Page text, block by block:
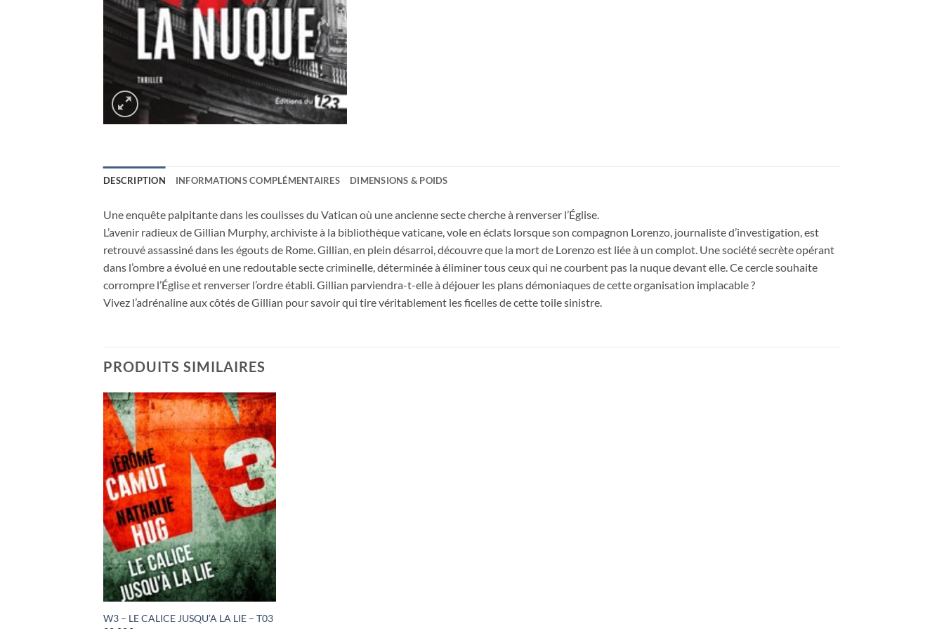
DESCRIPTION INFORMATIONS COMPLÉMENTAIRES DIMENSIONS & POIDS
Une enquête palpitante dans les coulisses du Vatican où une ancienne secte cherche à renverser l’Église.
L’avenir radieux de Gillian Murphy, archiviste à la bibliothèque vaticane, vole en éclats lorsque son compagnon Lorenzo, journaliste d’investigation, est
retrouvé assassiné dans les égouts de Rome. Gillian, en plein désarroi, découvre que la mort de Lorenzo est liée à un complot. Une société secrète opérant
dans l’ombre a évolué en une redoutable secte criminelle, déterminée à éliminer tous ceux qui ne courbent pas la nuque devant elle. Ce cercle souhaite
corrompre l’Église et renverser l’ordre établi. Gillian parviendra-t-elle à déjouer les plans démoniaques de cette organisation implacable ?
Vivez l’adrénaline aux côtés de Gillian pour savoir qui tire véritablement les ficelles de cette toile sinistre.
PRODUITS SIMILAIRES
W3 – LE CALICE JUSQU’A LA LIE – T03